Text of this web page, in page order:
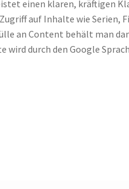
einen klaren, kräftigen
auf Inhalte wie Serien,
an Content behält man
wird durch den Google